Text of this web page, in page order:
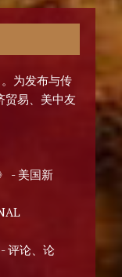
为发布与传
贸易、美中友
- 美国新
评论、论